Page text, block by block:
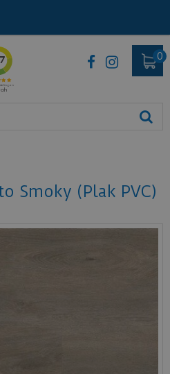
Smoky (Plak PVC)